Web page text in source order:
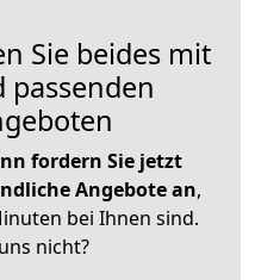
Sie beides mit
passenden
fordern Sie jetzt
Angebote an,
bei Ihnen sind.
nicht?